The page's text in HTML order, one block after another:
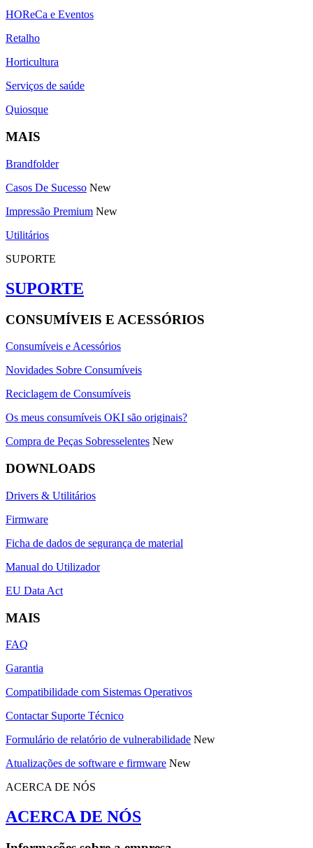
HOReCa e Eventos
Retalho
Horticultura
Serviços de saúde
Quiosque
MAIS
Brandfolder
Casos De Sucesso New
Impressão Premium New
Utilitários
SUPORTE
SUPORTE
CONSUMÍVEIS E ACESSÓRIOS
Consumíveis e Acessórios
Novidades Sobre Consumíveis
Reciclagem de Consumíveis
Os meus consumíveis OKI são originais?
Compra de Peças Sobresselentes New
DOWNLOADS
Drivers & Utilitários
Firmware
Ficha de dados de segurança de material
Manual do Utilizador
EU Data Act
MAIS
FAQ
Garantia
Compatibilidade com Sistemas Operativos
Contactar Suporte Técnico
Formulário de relatório de vulnerabilidade New
Atualizações de software e firmware New
ACERCA DE NÓS
ACERCA DE NÓS